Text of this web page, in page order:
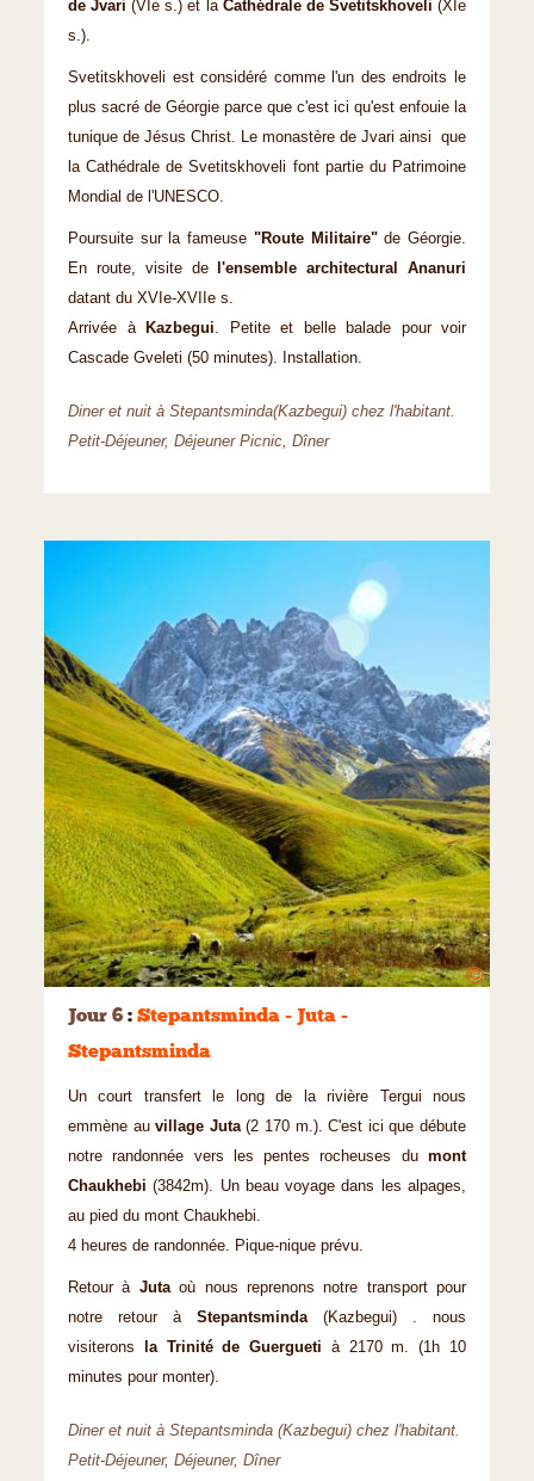
de Jvari(VIe s.) et laCathédrale de Svetitskhoveli(XIe
s.).
Svetitskhoveli est considéré comme l'un des endroits le
plus sacré de Géorgie parce que c'est ici qu'est enfouie la
tunique de Jésus Christ. Le monastère de Jvari ainsi que
la Cathédrale de Svetitskhoveli font partie du Patrimoine
Mondial de l'UNESCO.
Poursuite sur la fameuse "Route Militaire"de Géorgie.
En route, visite de
l'ensemble architectural Ananuri
datant du XVIe-XVIIe s.
Arrivée à
Kazbegui. Petite et belle balade pour voir
Cascade Gveleti (50 minutes). Installation.
Diner et nuit à Stepantsminda(Kazbegui) chez l'habitant.
Petit-Déjeuner, Déjeuner Picnic, Dîner
©
Jour 6 : Stepantsminda - Juta -
Stepantsminda
Un court transfert le long de la rivière Tergui nous
emmène auvillage Juta(2 170 m.). C'est ici que débute
notre randonnée vers les pentes rocheuses du mont
Chaukhebi(3842m). Un beau voyage dans les alpages,
au pied du mont Chaukhebi.
4 heures de randonnée. Pique-nique prévu.
Retour à Jutaoù nous reprenons notre transport pour
notre retour à Stepantsminda(Kazbegui) . nous
visiterons
la Trinité de Guergueti à 2170 m. (1h 10
minutes pour monter).
Diner et nuit à Stepantsminda (Kazbegui) chez l'habitant.
Petit-Déjeuner, Déjeuner, Dîner